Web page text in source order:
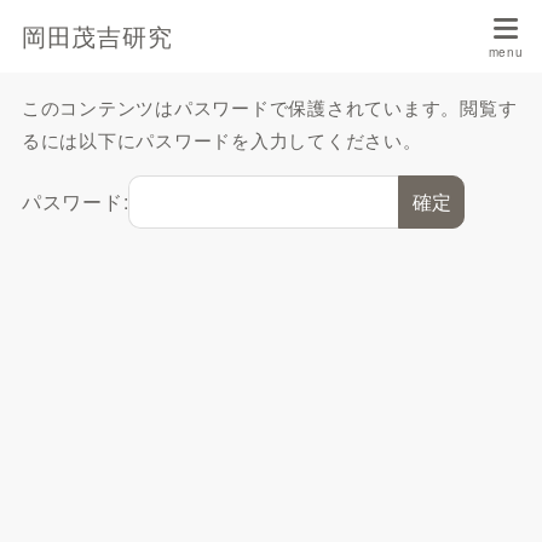
岡田茂吉研究
このコンテンツはパスワードで保護されています。閲覧す
るには以下にパスワードを入力してください。
パスワード: